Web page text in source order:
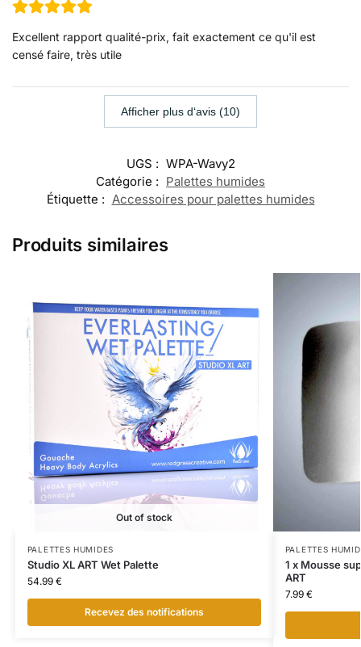
Excellent rapport qualité-prix, fait exactement ce qu'il est
censé faire, très utile
Afficher plus d‘avis (10)
UGS : WPA-Wavy2
Catégorie : Palettes humides
Étiquette : Accessoires pour palettes humides
Produits similaires
Out of stock
PALETTES HUMIDES
Studio XL ART Wet Palette
54.99 €
Recevez des notifications
PALETTES
1 x Mousse
ART
7.99 €